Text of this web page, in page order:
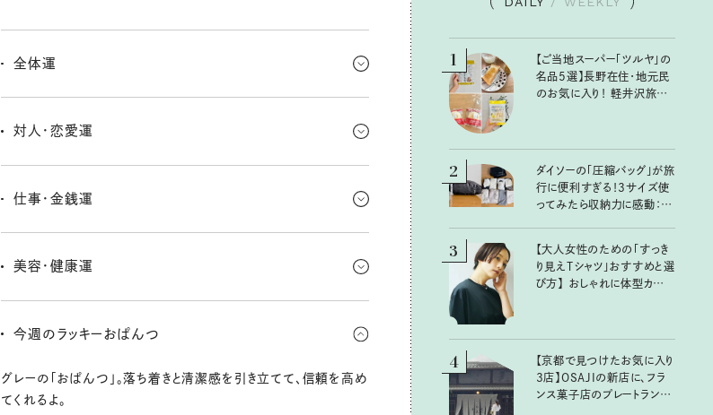
全体運
調整がスムーズに進み、達成感を味わえそう。後半は人とのやりと
対人・恋愛運
は仕事や学びの場で、真面目さに惹かれるご縁が芽生えるかも。
仕事・金銭運
力が働くから、買い替えや修理に適した時期。無駄遣いは自然と
美容・健康運
則正しい生活と軽い運動を心がけて。肌や髪のケアはシンプルに
今週のラッキーおぱんつ
グレーの「おぱんつ」。落ち着きと清潔感を引き立てて、信頼を高め
てくれるよ。
1
【ご当地スーパー「ツルヤ」の
名品5選】長野在住・地元民
のお気に入り！ 軽井沢旅の
2
ダイソーの「圧縮バッグ」が旅
行に便利すぎる！3サイズ使
ってみたら収納力に感動：
3
【大人女性のための「すっき
り見えTシャツ」おすすめと選
び方】 おしゃれに体型カバー
4
【京都で見つけたお気に入り
3店】OSAJIの新店に、フラ
ンス菓子店のプレートラン